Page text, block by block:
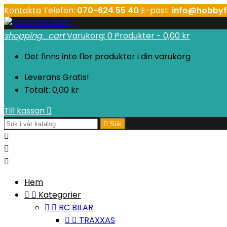
Kontakta Telefon: 070-624 55 40 E-post:
shopping_cartVarukorg: 0 Produkter - 0,00 kr
Det finns inte fler produkter i din varukorg
Leverans Gratis!
Totalt: 0,00 kr
Till kassan 
 Sök



Hem
  Kategorier
  RC BILAR
  TRAXXAS